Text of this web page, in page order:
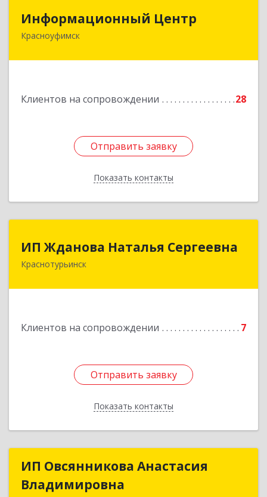
Информационный Центр
Красноуфимск
Клиентов на сопровождении 28
Отправить заявку
Показать контакты
Информационный Центр
623300, Свердловская обл, Красноуфимск г,
Отправить заявку
Назад
ИП Жданова Наталья Сергеевна
Краснотурьинск
Клиентов на сопровождении 7
Отправить заявку
Показать контакты
Отправить заявку
Назад
ИП Овсянникова Анастасия
Владимировна
ИП Овсянникова Анастасия